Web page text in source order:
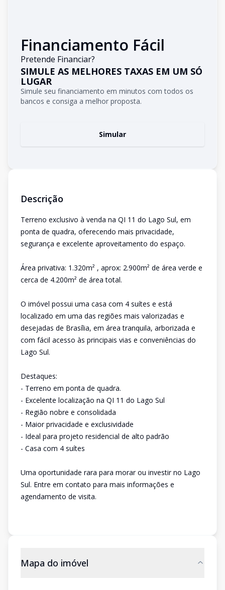
Financiamento Fácil
Pretende Financiar?
SIMULE AS MELHORES TAXAS EM UM SÓ
LUGAR
Simule seu financiamento em minutos com todos os
bancos e consiga a melhor proposta.
Simular
Descrição
Terreno exclusivo à venda na QI 11 do Lago Sul, em
ponta de quadra, oferecendo mais privacidade,
segurança e excelente aproveitamento do espaço.
Área privativa: 1.320m² , aprox: 2.900m² de área verde e
cerca de 4.200m² de área total.
O imóvel possui uma casa com 4 suítes e está
localizado em uma das regiões mais valorizadas e
desejadas de Brasília, em área tranquila, arborizada e
com fácil acesso às principais vias e conveniências do
Lago Sul.
Destaques:
- Terreno em ponta de quadra.
- Excelente localização na QI 11 do Lago Sul
- Região nobre e consolidada
- Maior privacidade e exclusividade
- Ideal para projeto residencial de alto padrão
- Casa com 4 suítes
Uma oportunidade rara para morar ou investir no Lago
Sul. Entre em contato para mais informações e
agendamento de visita.
Mapa do imóvel